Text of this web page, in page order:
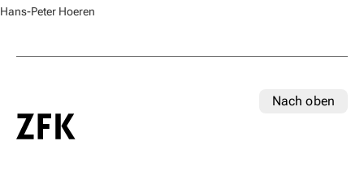
Hans-Peter Hoeren
Nach oben